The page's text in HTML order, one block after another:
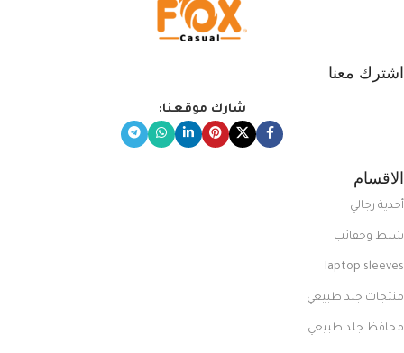
اشترك معنا
شارك موقعنا:
الاقسام
أحذية رجالي
شنط وحقائب
laptop sleeves
منتجات جلد طبيعي
محافظ جلد طبيعي